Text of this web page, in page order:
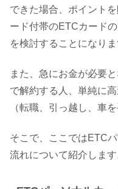
できた場合、ポイント
ード付帯のETCカード
を検討することになりま
また、急にお金が必要
で解約する人、単純に
（転職、引っ越し、車
そこで、ここではETC
流れについて紹介します